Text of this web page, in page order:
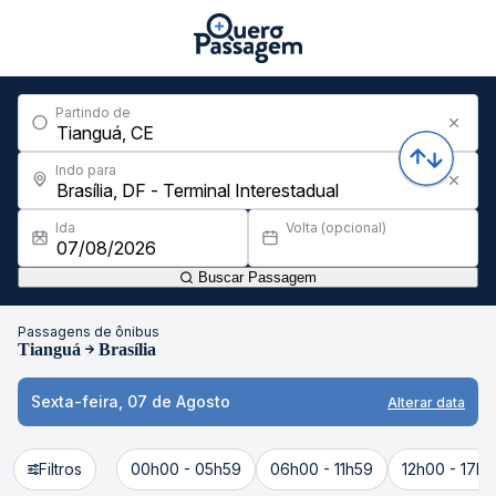
Partindo de
Indo para
Ida Volta (opcional)
Buscar Passagem
Passagens de ônibus
Tianguá Brasília
Sexta-feira, 07 de Agosto Alterar data
Filtros 00h00 - 05h59 06h00 - 11h59 12h00 -